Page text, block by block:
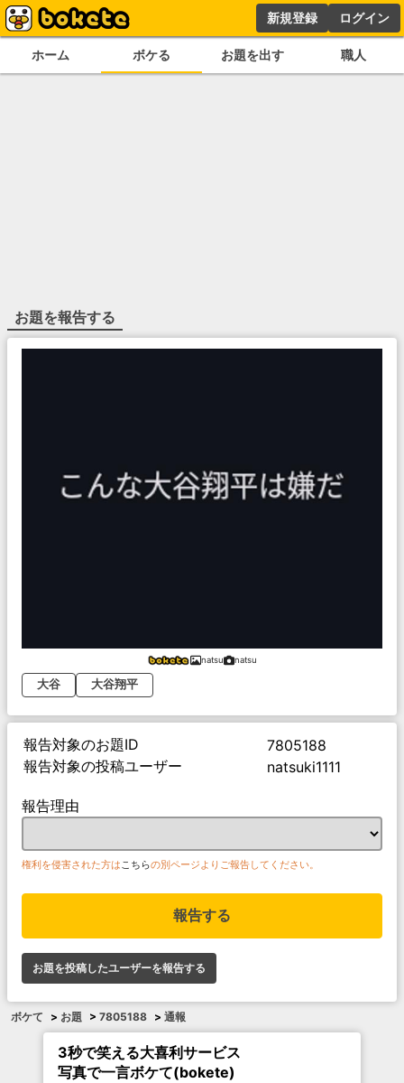
新規登録 ログイン
ホーム ボケる お題を出す 職人
お題を報告する
natsu natsu
大谷 大谷翔平
報告対象のお題ID
7805188
報告対象の投稿ユーザー
natsuki1111
報告理由
権利を侵害された方はこちらの別ページよりご報告してください。
報告する
お題を投稿したユーザーを報告する
ボケて > お題 > 7805188 > 通報
3秒で笑える大喜利サービス
写真で一言ボケて(bokete)